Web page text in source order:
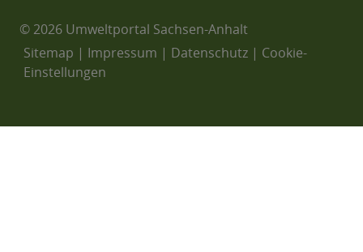
© 2026 Umweltportal Sachsen-Anhalt
Sitemap | Impressum | Datenschutz | Cookie-
Einstellungen